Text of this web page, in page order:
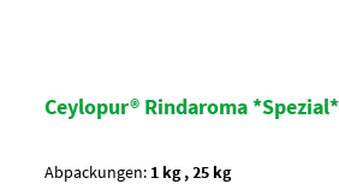
Ceylopur® Rindaroma
Abpackungen:
1 kg , 25 kg